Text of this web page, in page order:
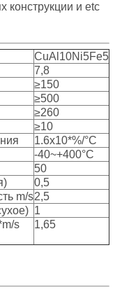
конструкции и etc
CuAl10Ni5Fe5
7,8
≥150
≥500
≥260
≥10
1.6x10*%/°C
-40~+400°C
50
0,5
m/s2,5
1
s
1,65